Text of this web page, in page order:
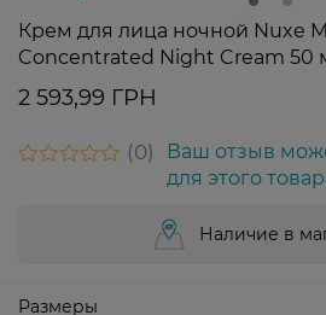
Крем для лица ночной Nuxe
Concentrated Night Cream 50
2 593,99 ГРН
0
Ваш отзыв
для этого
Наличие в
Размеры